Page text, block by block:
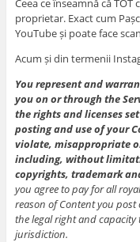
Ceea ce înseamnă că
proprietar. Exact cum
YouTube și poate face
Acum și din termenii
You represent and
you on or through the
the rights and licenses
posting and use of your
violate, misappropriate
including, without
copyrights, trademark
you agree to pay for all
reason of Content you
the legal right and capacity
jurisdiction.